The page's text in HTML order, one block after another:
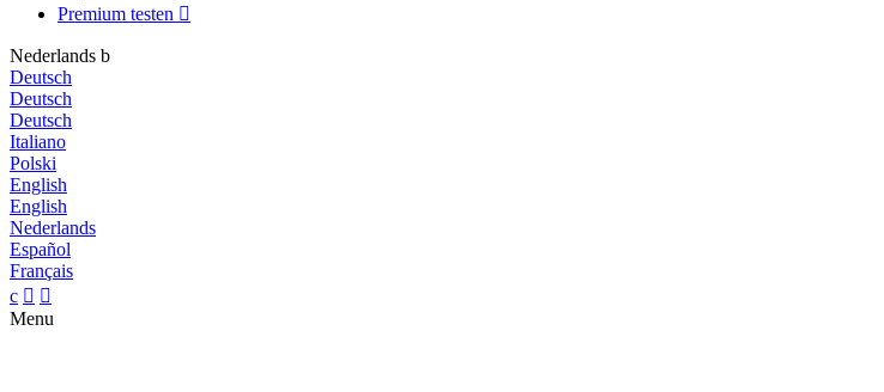
Premium testen 
Nederlands b
Deutsch
Deutsch
Deutsch
Italiano
Polski
English
English
Nederlands
Español
Français
c  
Menu